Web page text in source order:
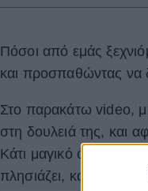
Πόσοι από εμάς
και προσπαθώντας να
Στο παρακάτω video,
στη δουλειά της, και
Κάτι μαγικό όμως
πλησιάζει, και την